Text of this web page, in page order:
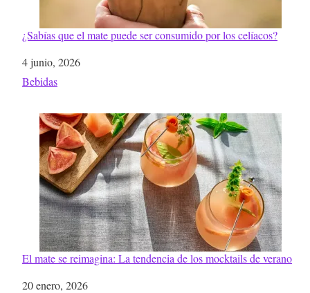
¿Sabías que el mate puede ser consumido por los celíacos?
Fecha
4 junio, 2026
Respecto a
Bebidas
El mate se reimagina: La tendencia de los mocktails de verano
Fecha
20 enero, 2026